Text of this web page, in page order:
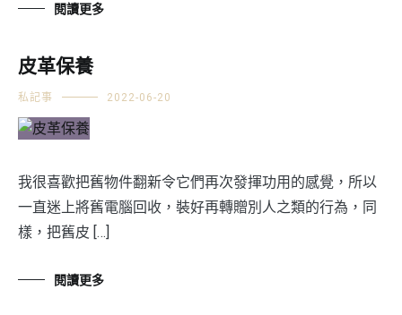
閱讀更多
皮革保養
私記事 2022-06-20
我很喜歡把舊物件翻新令它們再次發揮功用的感覺，所以
一直迷上將舊電腦回收，裝好再轉贈別人之類的行為，同
樣，把舊皮 […]
閱讀更多